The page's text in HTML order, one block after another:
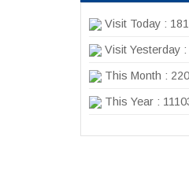
Visit Today : 181
Visit Yesterday :
This Month :
This Year :